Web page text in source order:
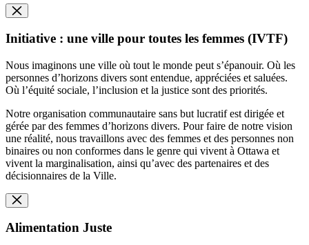
Initiative : une ville pour toutes les femmes (IVTF)
Nous imaginons une ville où tout le monde peut s’épanouir. Où les
personnes d’horizons divers sont entendue, appréciées et saluées.
Où l’équité sociale, l’inclusion et la justice sont des priorités.
Notre organisation communautaire sans but lucratif est dirigée et
gérée par des femmes d’horizons divers. Pour faire de notre vision
une réalité, nous travaillons avec des femmes et des personnes non
binaires ou non conformes dans le genre qui vivent à Ottawa et
vivent la marginalisation, ainsi qu’avec des partenaires et des
décisionnaires de la Ville.
Alimentation Juste